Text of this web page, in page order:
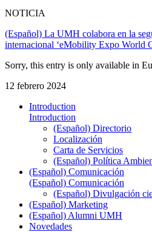
NOTICIA
(Español) La UMH colabora en la
internacional ‘eMobility Expo World
Sorry, this entry is only available in
12 febrero 2024
Introduction
Introduction
(Español) Directorio
Localización
Carta de Servicios
(Español) Política
(Español) Comunicación
(Español) Comunicación
(Español) Divulgación
(Español) Marketing
(Español) Alumni UMH
Novedades